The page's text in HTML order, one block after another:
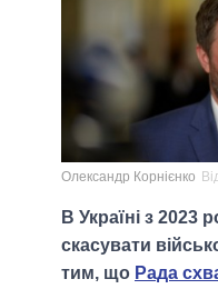
Олександр Корнієнко
В Україні з 2023
скасувати
тим, що Рада